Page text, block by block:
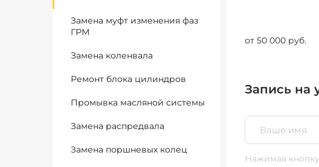
Замена муфт изменения фаз
ГРМ
Замена коленвала
Ремонт блока цилиндров
Промывка масляной системы
Замена распредвала
Замена поршневых колец
от 50 000 руб.
Запись на
Нажимая